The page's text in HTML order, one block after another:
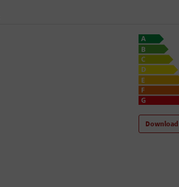
Download